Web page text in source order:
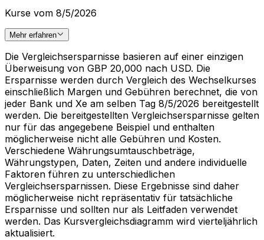
Kurse vom 8/5/2026
Mehr erfahren
Die Vergleichsersparnisse basieren auf einer einzigen
Überweisung von GBP 20,000 nach USD. Die
Ersparnisse werden durch Vergleich des Wechselkurses
einschließlich Margen und Gebühren berechnet, die von
jeder Bank und Xe am selben Tag 8/5/2026 bereitgestellt
werden. Die bereitgestellten Vergleichsersparnisse gelten
nur für das angegebene Beispiel und enthalten
möglicherweise nicht alle Gebühren und Kosten.
Verschiedene Währungsumtauschbeträge,
Währungstypen, Daten, Zeiten und andere individuelle
Faktoren führen zu unterschiedlichen
Vergleichsersparnissen. Diese Ergebnisse sind daher
möglicherweise nicht repräsentativ für tatsächliche
Ersparnisse und sollten nur als Leitfaden verwendet
werden. Das Kursvergleichsdiagramm wird vierteljährlich
aktualisiert.